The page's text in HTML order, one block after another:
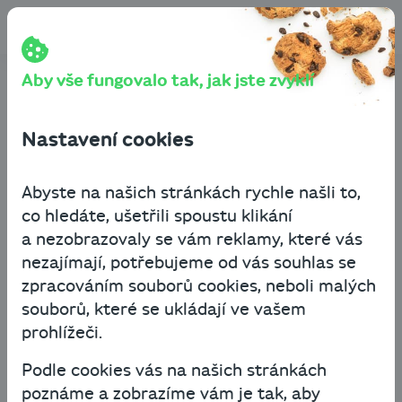
Přeskočit na obsah
Hodnocení investic pomocí čisté současné hodnoty (Net
Present Value)
Hodnocení investic
hodnoty (Net Present
Value)
Financování podnikání
24. února 2022 3 minuty čtení
Víte, že peníze, které máte nyní po ruce, jsou
cennější než peníze, které získáte později? Je
Aby vše fungovalo tak, jak jste zvyklí
Nastavení cookies
Abyste na našich stránkách rychle našli to,
co hledáte, ušetřili spoustu klikání
a nezobrazovaly se vám reklamy, které vás
nezajímají, potřebujeme od vás souhlas se
zpracováním souborů cookies, neboli malých
souborů, které se ukládají ve vašem
prohlížeči.
Podle cookies vás na našich stránkách
poznáme a zobrazíme vám je tak, aby